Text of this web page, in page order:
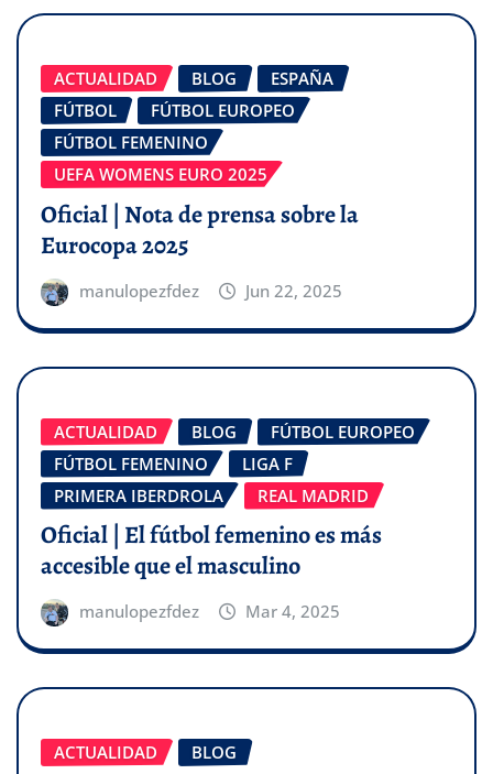
ACTUALIDAD BLOG
ESPAÑA
FÚTBOL
FÚTBOL EUROPEO
FÚTBOL FEMENINO
UEFA WOMENS EURO 2025
Oficial | Nota de prensa sobre la
Eurocopa 2025
manulopezfdez Jun 22, 2025
ACTUALIDAD BLOG
FÚTBOL EUROPEO
FÚTBOL FEMENINO
LIGA F
PRIMERA IBERDROLA
REAL MADRID
Oficial | El fútbol femenino es más
accesible que el masculino
manulopezfdez Mar 4, 2025
ACTUALIDAD BLOG